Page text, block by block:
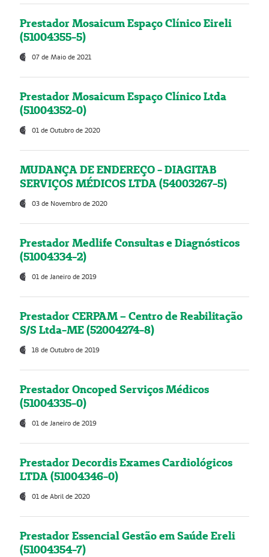
Prestador Mosaicum Espaço Clínico Eireli
(51004355-5)
07 de Maio de 2021
Prestador Mosaicum Espaço Clínico Ltda
(51004352-0)
01 de Outubro de 2020
MUDANÇA DE ENDEREÇO - DIAGITAB
SERVIÇOS MÉDICOS LTDA (54003267-5)
03 de Novembro de 2020
Prestador Medlife Consultas e Diagnósticos
(51004334-2)
01 de Janeiro de 2019
Prestador CERPAM – Centro de Reabilitação
S/S Ltda-ME (52004274-8)
18 de Outubro de 2019
Prestador Oncoped Serviços Médicos
(51004335-0)
01 de Janeiro de 2019
Prestador Decordis Exames Cardiológicos
LTDA (51004346-0)
01 de Abril de 2020
Prestador Essencial Gestão em Saúde Ereli
(51004354-7)